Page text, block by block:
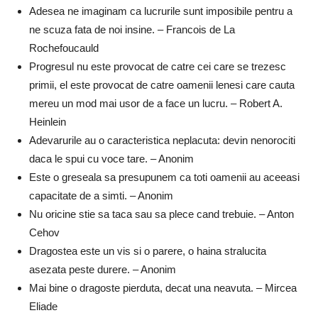
Adesea ne imaginam ca lucrurile sunt imposibile pentru a
ne scuza fata de noi insine. – Francois de La
Rochefoucauld
Progresul nu este provocat de catre cei care se trezesc
primii, el este provocat de catre oamenii lenesi care cauta
mereu un mod mai usor de a face un lucru. – Robert A.
Heinlein
Adevarurile au o caracteristica neplacuta: devin nenorociti
daca le spui cu voce tare. – Anonim
Este o greseala sa presupunem ca toti oamenii au aceeasi
capacitate de a simti. – Anonim
Nu oricine stie sa taca sau sa plece cand trebuie. – Anton
Cehov
Dragostea este un vis si o parere, o haina stralucita
asezata peste durere. – Anonim
Mai bine o dragoste pierduta, decat una neavuta. – Mircea
Eliade